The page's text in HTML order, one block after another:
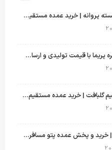
قیمت پتو تک نفره برجسته پروانه | خرید عمده مستقیم با بهترین قیمت بازار
فروش عمده پتو یک‌نفره پریما با قیمت تولیدی و ارسال به سراسر کشور
قیمت پتو یک‌نفره ضخیم گلبافت | خرید عمده مستقیم با بهترین قیمت
قیمت پتو سبک سنس | خرید و پخش عمده پتو مسافرتی Sense